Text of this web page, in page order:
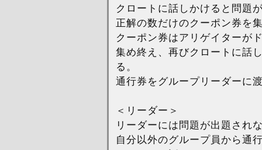
クロートに話しかけると問題
正解の数だけのクーポン券を
クーポン券はアリゲイターが
集め終え、再びクロートに話
る。
通行券をグループリーダーに
＜リーダー＞
リーダーには問題が出題され
自分以外のグループ員から通